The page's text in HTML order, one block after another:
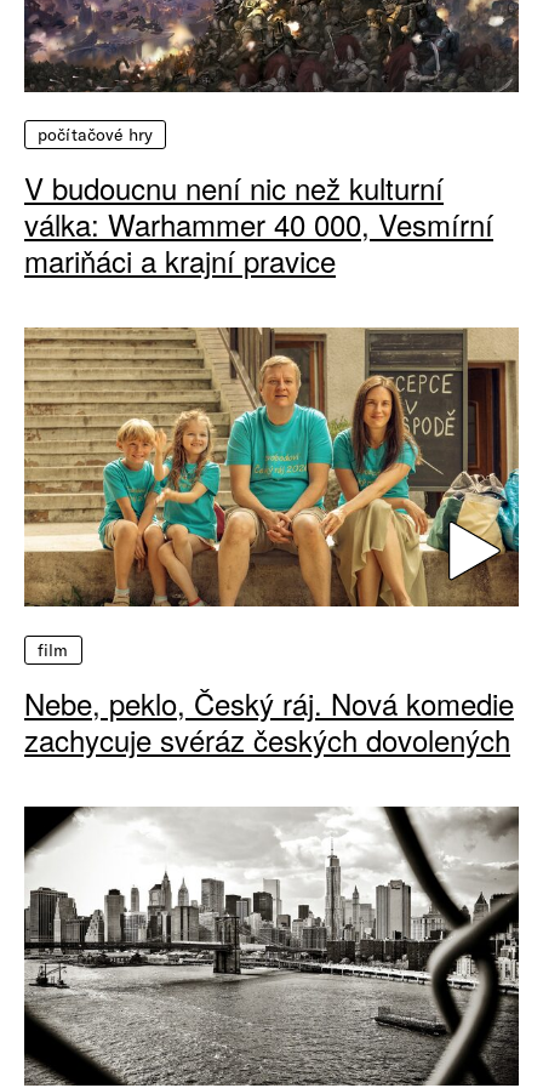
počítačové hry
V budoucnu není nic než kulturní
válka: Warhammer 40 000, Vesmírní
mariňáci a krajní pravice
film
Nebe, peklo, Český ráj. Nová komedie
zachycuje svéráz českých dovolených